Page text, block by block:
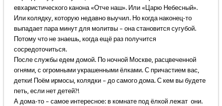
евхаристического канона «Отче наш». Или «Царю Небесный».
Или колядку, которую недавно выучил. Но когда наконец-то
выпадает пара минут для молитвы – она становится сугубой.
Потому что не знаешь, когда ещё раз получится
сосредоточиться.
После службы едем домой. По ночной Москве, расцвеченной
огнями, с огромными украшенными ёлками. С причастием вас,
детки! Поём ирмосы, колядки – до самого дома. С кем вы будете
петь, если нет детей?!
А дома-то – самое интересное: в комнате под ёлкой лежат они.